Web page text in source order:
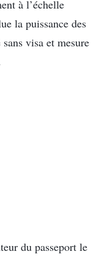
à l’échelle
la puissance des
visa et mesure
du passeport le